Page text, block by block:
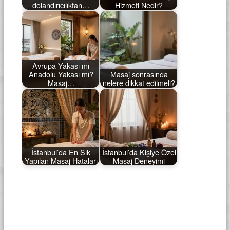
dolandırıcılıktan…
Hizmeti Nedir?
Avrupa Yakası mı
Anadolu Yakası mı?
Masaj…
Masaj sonrasında
nelere dikkat edilmeli?
İstanbul’da En Sık
Yapılan Masaj Hataları
İstanbul’da Kişiye Özel
Masaj Deneyimi